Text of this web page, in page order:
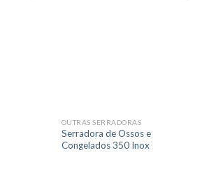
OUTRAS SERRADORAS
Serradora de Ossos e
Congelados 350 Inox